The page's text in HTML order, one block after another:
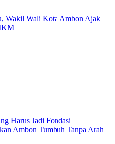
Wakil Wali Kota Ambon Ajak
Harus Jadi Fondasi
Ambon Tumbuh Tanpa Arah